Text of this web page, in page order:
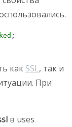
;
как SSL, так и
При
в uses